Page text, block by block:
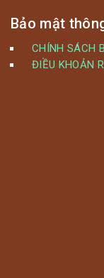
Bảo mật
CHÍNH SÁCH
ĐIỀU KHOẢN